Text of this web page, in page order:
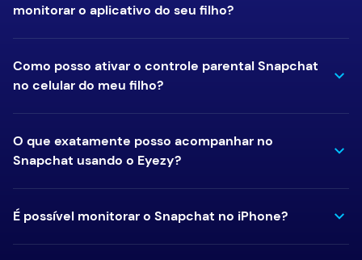
monitorar o aplicativo do seu filho?
Como posso ativar o controle parental Snapchat
no celular do meu filho?
O que exatamente posso acompanhar no
Snapchat usando o Eyezy?
É possível monitorar o Snapchat no iPhone?